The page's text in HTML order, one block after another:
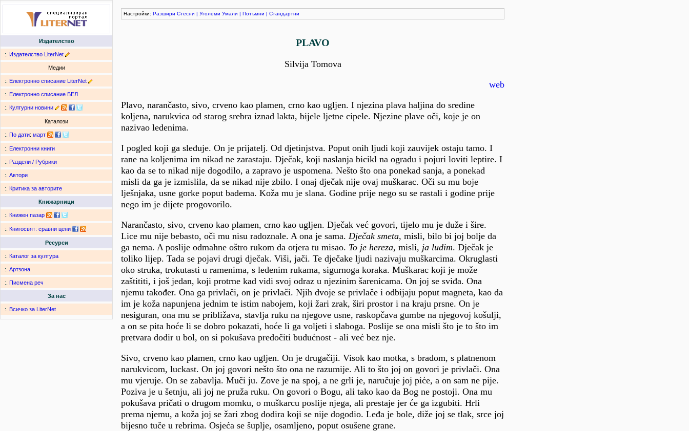
Издателство
:. Издателство LiterNet
Медии
:. Електронно списание LiterNet
:. Електронно списание БЕЛ
:. Културни новини
Каталози
:. По дати: март
:. Електронни книги
:. Раздели / Рубрики
:. Автори
:. Критика за авторите
Книжарници
:. Книжен пазар
:. Книгосвят: сравни цени
Ресурси
:. Каталог за култура
:. Артзона
:. Писмена реч
За нас
:. Всичко за LiterNet
Настройки: Разшири Стесни | Уголеми Умали | Потъмни | Стандартни
PLAVO
Silvija Tomova
web
Plavo, narančasto, sivo, crveno kao plamen, crno kao ugljen. I njezina plava haljina do sredine
koljena, narukvica od starog srebra iznad lakta, bijele ljetne cipele. Njezine plave oči, koje je on
nazivao ledenima.
I pogled koji ga sleđuje. On je prijatelj. Od djetinjstva. Poput onih ljudi koji zauvijek ostaju tamo. I
rane na koljenima im nikad ne zarastaju. Dječak, koji naslanja bicikl na ogradu i pojuri loviti leptire. I
kao da se to nikad nije dogodilo, a zapravo je uspomena. Nešto što ona ponekad sanja, a ponekad
misli da ga je izmislila, da se nikad nije zbilo. I onaj dječak nije ovaj muškarac. Oči su mu boje
lješnjaka, usne gorke poput badema. Koža mu je slana. Godine prije nego su se rastali i godine prije
nego im je dijete progovorilo.
Narančasto, sivo, crveno kao plamen, crno kao ugljen. Dječak već govori, tijelo mu je duže i šire.
Lice mu nije bebasto, oči mu nisu radoznale. A ona je sama. Dječak smeta, misli, bilo bi joj bolje da
ga nema. A poslije odmahne oštro rukom da otjera tu misao. To je hereza, misli, ja ludim. Dječak je
toliko lijep. Tada se pojavi drugi dječak. Viši, jači. Te dječake ljudi nazivaju muškarcima. Okruglasti
oko struka, trokutasti u ramenima, s ledenim rukama, sigurnoga koraka. Muškarac koji je može
zaštititi, i još jedan, koji protrne kad vidi svoj odraz u njezinim šarenicama. On joj se sviđa. Ona
njemu također. Ona ga privlači, on je privlači. Njih dvoje se privlače i odbijaju poput magneta, kao da
im je koža napunjena jednim te istim nabojem, koji žari zrak, širi prostor i na kraju prsne. On je
nesiguran, ona mu se približava, stavlja ruku na njegove usne, raskopčava gumbe na njegovoj košulji,
a on se pita hoće li se dobro pokazati, hoće li ga voljeti i slaboga. Poslije se ona misli što je to što im
pretvara dodir u bol, on si pokušava predočiti budućnost - ali već bez nje.
Sivo, crveno kao plamen, crno kao ugljen. On je drugačiji. Visok kao motka, s bradom, s platnenom
narukvicom, luckast. On joj govori nešto što ona ne razumije. Ali to što joj on govori je privlači. Ona
mu vjeruje. On se zabavlja. Muči ju. Zove je na spoj, a ne grli je, naručuje joj piće, a on sam ne pije.
Poziva je u šetnju, ali joj ne pruža ruku. On govori o Bogu, ali tako kao da Bog ne postoji. Ona mu
pokušava pričati o drugom momku, o muškarcu poslije njega, ali prestaje jer će ga izgubiti. Hrli
prema njemu, a koža joj se žari zbog dodira koji se nije dogodio. Leđa je bole, diže joj se tlak, srce joj
bijesno tuče u rebrima. Osjeća se šuplje, osamljeno, poput osušene grane.